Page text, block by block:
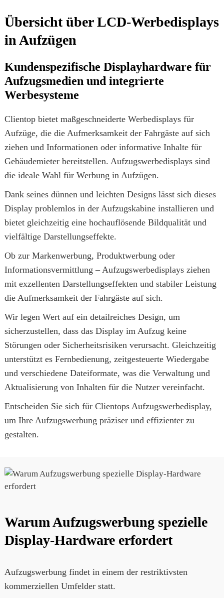
Übersicht über LCD-Werbedisplays
in Aufzügen
Kundenspezifische Displayhardware für
Aufzugsmedien und integrierte
Werbesysteme
Clientop bietet maßgeschneiderte Werbedisplays für
Aufzüge, die die Aufmerksamkeit der Fahrgäste auf sich
ziehen und Informationen oder informative Inhalte für
Gebäudemieter bereitstellen. Aufzugswerbedisplays sind
die ideale Wahl für Werbung in Aufzügen.
Dank seines dünnen und leichten Designs lässt sich dieses
Display problemlos in der Aufzugskabine installieren und
bietet gleichzeitig eine hochauflösende Bildqualität und
vielfältige Darstellungseffekte.
Ob zur Markenwerbung, Produktwerbung oder
Informationsvermittlung – Aufzugswerbedisplays ziehen
mit exzellenten Darstellungseffekten und stabiler Leistung
die Aufmerksamkeit der Fahrgäste auf sich.
Wir legen Wert auf ein detailreiches Design, um
sicherzustellen, dass das Display im Aufzug keine
Störungen oder Sicherheitsrisiken verursacht. Gleichzeitig
unterstützt es Fernbedienung, zeitgesteuerte Wiedergabe
und verschiedene Dateiformate, was die Verwaltung und
Aktualisierung von Inhalten für die Nutzer vereinfacht.
Entscheiden Sie sich für Clientops Aufzugswerbedisplay,
um Ihre Aufzugswerbung präziser und effizienter zu
gestalten.
Warum Aufzugswerbung spezielle
Display-Hardware erfordert
Aufzugswerbung findet in einem der restriktivsten
kommerziellen Umfelder statt.